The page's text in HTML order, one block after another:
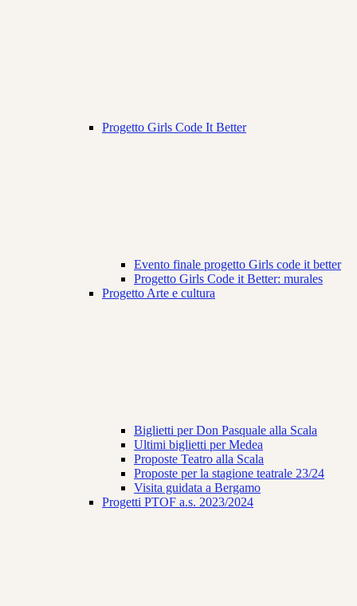
Progetto Girls Code It Better
Evento finale progetto Girls code it better
Progetto Girls Code it Better: murales
Progetto Arte e cultura
Biglietti per Don Pasquale alla Scala
Ultimi biglietti per Medea
Proposte Teatro alla Scala
Proposte per la stagione teatrale 23/24
Visita guidata a Bergamo
Progetti PTOF a.s. 2023/2024